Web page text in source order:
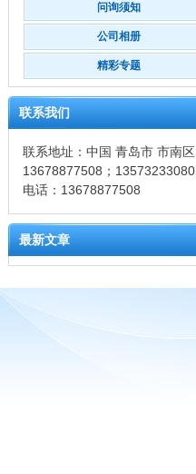
问询须知
公司相册
精彩专题
联系我们
联系地址：中国 青岛市 市南区
13678877508；13573233080
电话：13678877508
最新文章